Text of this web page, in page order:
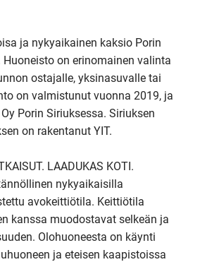
ja nykyaikainen kaksio Porin
Huoneisto on erinomainen valinta
ostajalle, yksinasuvalle tai
on valmistunut vuonna 2019, ja
Porin Siriuksessa. Siriuksen
on rakentanut YIT.
LAADUKAS KOTI.
nykyaikaisilla
avokeittiötila. Keittiötila
kanssa muodostavat selkeän ja
Olohuoneesta on käynti
ja eteisen kaapistoissa